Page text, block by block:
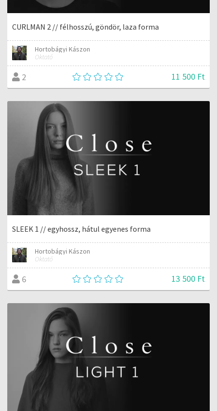
CURLMAN 2 // félhosszú, göndör, laza forma
Hortobágyi Kászon
Oktató
2 11 500 Ft
SLEEK 1 // egyhossz, hátul egyenes forma
Hortobágyi Kászon
Oktató
6 13 500 Ft